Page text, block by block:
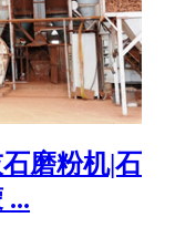
磨粉机|石
...